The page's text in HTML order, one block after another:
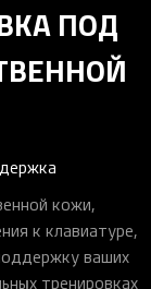
ПОД
кожи,
к клавиатуре,
ваших
тренировках